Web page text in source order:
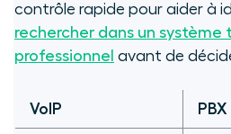
contrôle rapide pour aider à
rechercher dans un système
professionnel avant de
VoIP PBX